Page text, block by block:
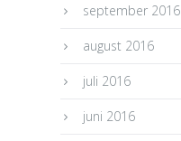
september 2016
august 2016
juli 2016
juni 2016